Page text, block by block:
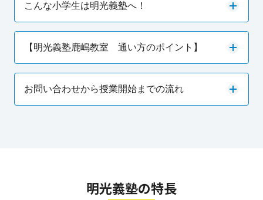
こんな小学生は明光義塾へ！
【明光義塾鹿嶋教室 通い方のポイント】
お問い合わせから授業開始までの流れ
明光義塾の特長